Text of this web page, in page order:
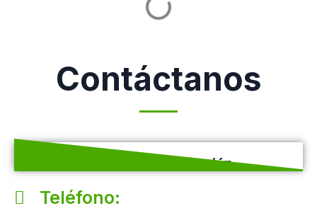
Contáctanos
Solicita una cotización
Teléfono: